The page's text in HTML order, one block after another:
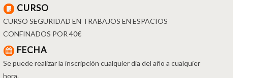
CURSO
CURSO SEGURIDAD EN TRABAJOS EN ESPACIOS
CONFINADOS POR 40€
FECHA
Se puede realizar la inscripción cualquier día del año a cualquier
hora.